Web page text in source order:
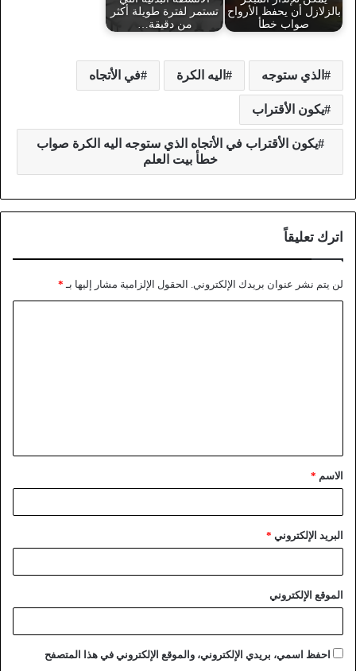
بالزلازل أن يحفظ الأرواح
صواب خطأ
تستمر لفترة طويلة أكثر
من دقيقة…
الذي ستوجه اليه الكرة في الأتجاه
يكون الأقتراب
يكون الأقتراب في الأتجاه الذي ستوجه اليه الكرة صواب
خطأ بيت العلم
اترك تعليقاً
لن يتم نشر عنوان بريدك الإلكتروني. الحقول الإلزامية مشار إليها بـ *
الاسم *
البريد الإلكتروني *
الموقع الإلكتروني
احفظ اسمي، بريدي الإلكتروني، والموقع الإلكتروني في هذا المتصفح